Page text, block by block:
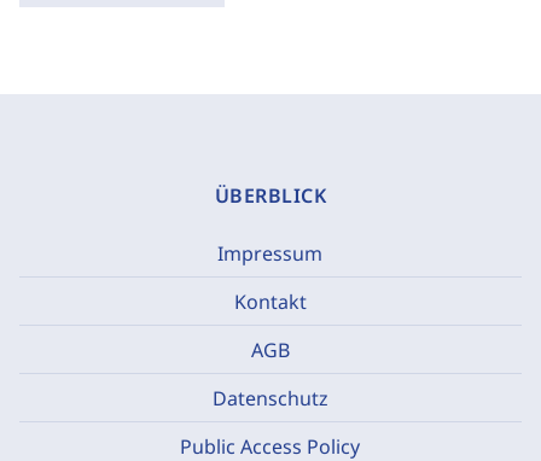
ÜBERBLICK
Impressum
Kontakt
AGB
Datenschutz
Public Access Policy